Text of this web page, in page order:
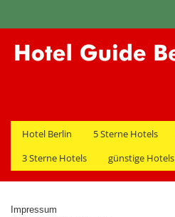
Hotel Berlin 5 Sterne Hotels
3 Sterne Hotels
günstige Hotels
Impressum